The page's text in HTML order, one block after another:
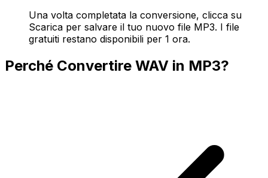
Una volta completata la conversione, clicca su
Scarica per salvare il tuo nuovo file MP3. I file
gratuiti restano disponibili per 1 ora.
Perché Convertire WAV in MP3?